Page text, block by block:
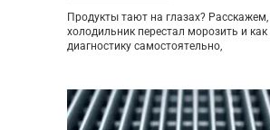
Продукты тают на глазах?
холодильник перестал морозить и как
диагностику самостоятельно,